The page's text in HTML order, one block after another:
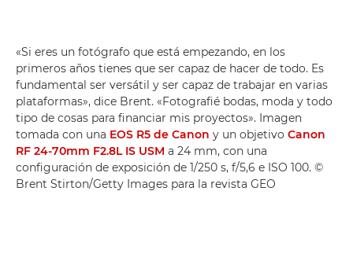
«Si eres un fotógrafo que está empezando, en los
primeros años tienes que ser capaz de hacer de todo. Es
fundamental ser versátil y ser capaz de trabajar en varias
plataformas», dice Brent. «Fotografié bodas, moda y todo
tipo de cosas para financiar mis proyectos». Imagen
tomada con una EOS R5 de Canon y un objetivo Canon
RF 24-70mm F2.8L IS USM a 24 mm, con una
configuración de exposición de 1/250 s, f/5,6 e ISO 100. ©
Brent Stirton/Getty Images para la revista GEO